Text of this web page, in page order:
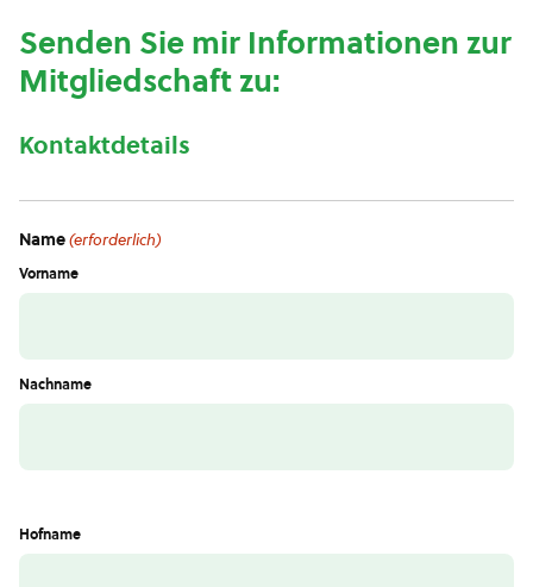
Senden Sie mir Informationen zur
Mitgliedschaft zu:
Kontaktdetails
Name(erforderlich)
Vorname
Nachname
Hofname